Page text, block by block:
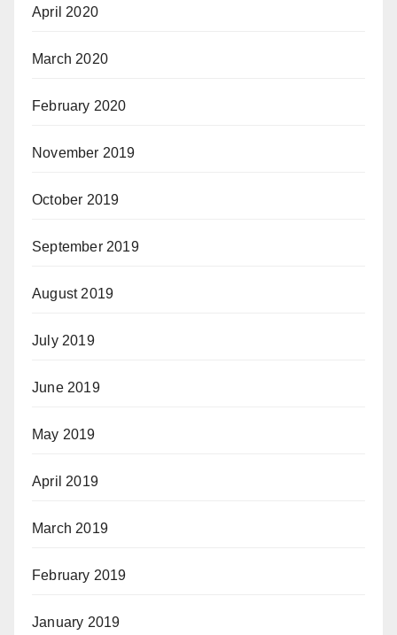
April 2020
March 2020
February 2020
November 2019
October 2019
September 2019
August 2019
July 2019
June 2019
May 2019
April 2019
March 2019
February 2019
January 2019